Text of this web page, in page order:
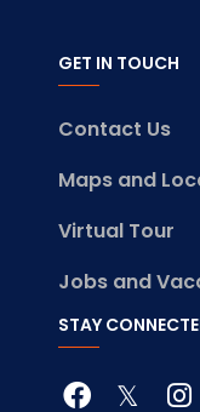
GET IN TOUCH
Contact Us
Maps and
Virtual Tour
Jobs and
STAY